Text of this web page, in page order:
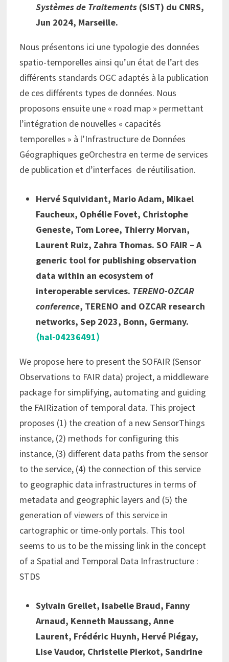
Systèmes de Traitements(SIST) du CNRS,
Jun 2024, Marseille.
Nous présentons ici une typologie des données
spatio-temporelles ainsi qu’un état de l’art des
différents standards OGC adaptés à la publication
de ces différents types de données. Nous
proposons ensuite une « road map » permettant
l’intégration de nouvelles « capacités
temporelles » à l’Infrastructure de Données
Géographiques geOrchestra en terme de services
de publication et d’interfaces de réutilisation.
Hervé Squividant, Mario Adam, Mikael
Faucheux, Ophélie Fovet, Christophe
Geneste, Tom Loree, Thierry Morvan,
Laurent Ruiz, Zahra Thomas. SO FAIR – A
generic tool for publishing observation
data within an ecosystem of
interoperable services. TERENO-OZCAR
conference, TERENO and OZCAR research
networks, Sep 2023, Bonn, Germany.
⟨hal-04236491⟩
We propose here to present the SOFAIR (Sensor
Observations to FAIR data) project, a middleware
package for simplifying, automating and guiding
the FAIRization of temporal data. This project
proposes (1) the creation of a new SensorThings
instance, (2) methods for configuring this
instance, (3) different data paths from the sensor
to the service, (4) the connection of this service
to geographic data infrastructures in terms of
metadata and geographic layers and (5) the
generation of viewers of this service in
cartographic or time-only portals. This tool
seems to us to be the missing link in the concept
of a Spatial and Temporal Data Infrastructure :
STDS
Sylvain Grellet, Isabelle Braud, Fanny
Arnaud, Kenneth Maussang, Anne
Laurent, Frédéric Huynh, Hervé Piégay,
Lise Vaudor, Christelle Pierkot, Sandrine